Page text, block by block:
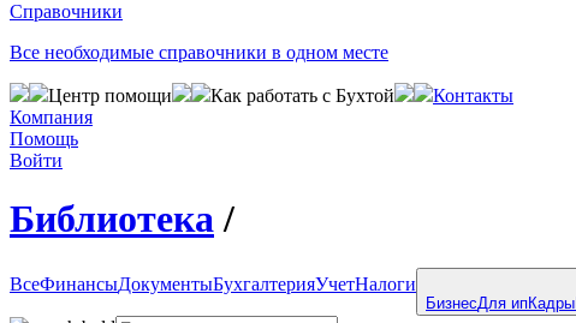
Справочники
Все необходимые справочники в одном месте
Центр помощи Как работать с Бухтой
Контакты
Компания
Помощь
Войти
Библиотека/
ВсеФинансыДокументыБухгалтерияУчетНалоги
БизнесДля ипКадры